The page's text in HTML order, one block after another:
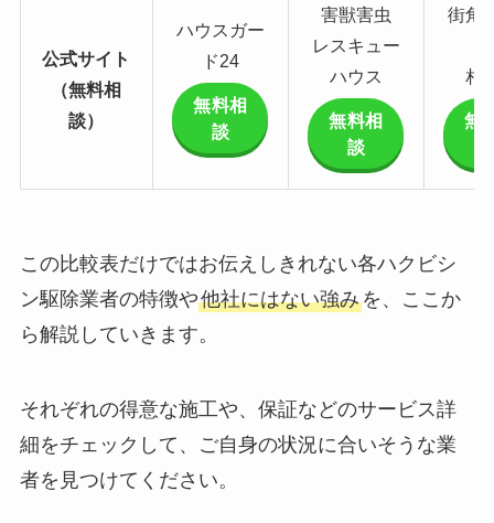
公式サイト
（無料相
談）
ハウスガー
ド24
無料相
談
害獣害虫
レスキュー
ハウス
無料相
談
街角
相
無
この比較表だけではお伝えしきれない各ハクビシ
ン駆除業者の特徴や他社にはない強みを、ここか
ら解説していきます。
それぞれの得意な施工や、保証などのサービス詳
細をチェックして、ご自身の状況に合いそうな業
者を見つけてください。